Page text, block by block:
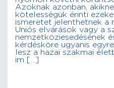
Azoknak azonban,
kötelességük érinti
ismeretet jelenthetnek a
Uniós elvárások vagy a
nemzetköziesedésének
kérdésköre ugyanis
lesz a hazai szakmai
im […]